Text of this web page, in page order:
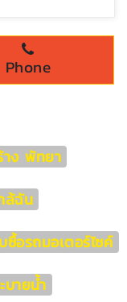
Phone
าง พัทยา
ล้ฉัน
ซื้อรถมอเตอร์ไซค์
บายน้ำ